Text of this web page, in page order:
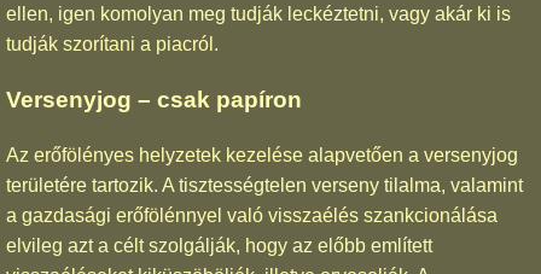
ellen, igen komolyan meg tudják leckéztetni, vagy akár ki is
tudják szorítani a piacról.
Versenyjog – csak papíron
Az erőfölényes helyzetek kezelése alapvetően a versenyjog
területére tartozik. A tisztességtelen verseny tilalma, valamint
a gazdasági erőfölénnyel való visszaélés szankcionálása
elvileg azt a célt szolgálják, hogy az előbb említett